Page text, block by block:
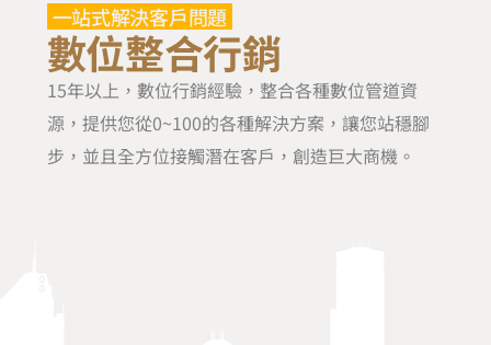
一站式解決客戶問題
數位整合行銷
15年以上，數位行銷經驗，整合各種數位管道資
源，提供您從0~100的各種解決方案，讓您站穩腳
步，並且全方位接觸潛在客戶，創造巨大商機。